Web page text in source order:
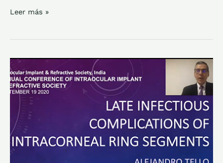
Leer más »
INFECCIONES
TARDIAS
SEGMENTOS
ANILLOS
INTRAESTROMALES
ALEJANDRO
TELLO
CONGRESO